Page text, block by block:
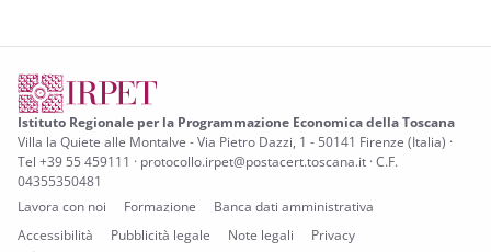
Istituto Regionale per la Programmazione Economica della Toscana
Villa la Quiete alle Montalve - Via Pietro Dazzi, 1 - 50141 Firenze (Italia) ·
Tel +39 55 459111 · protocollo.irpet@postacert.toscana.it · C.F.
04355350481
Lavora con noi
Formazione
Banca dati amministrativa
Accessibilità
Pubblicità legale Note legali Privacy